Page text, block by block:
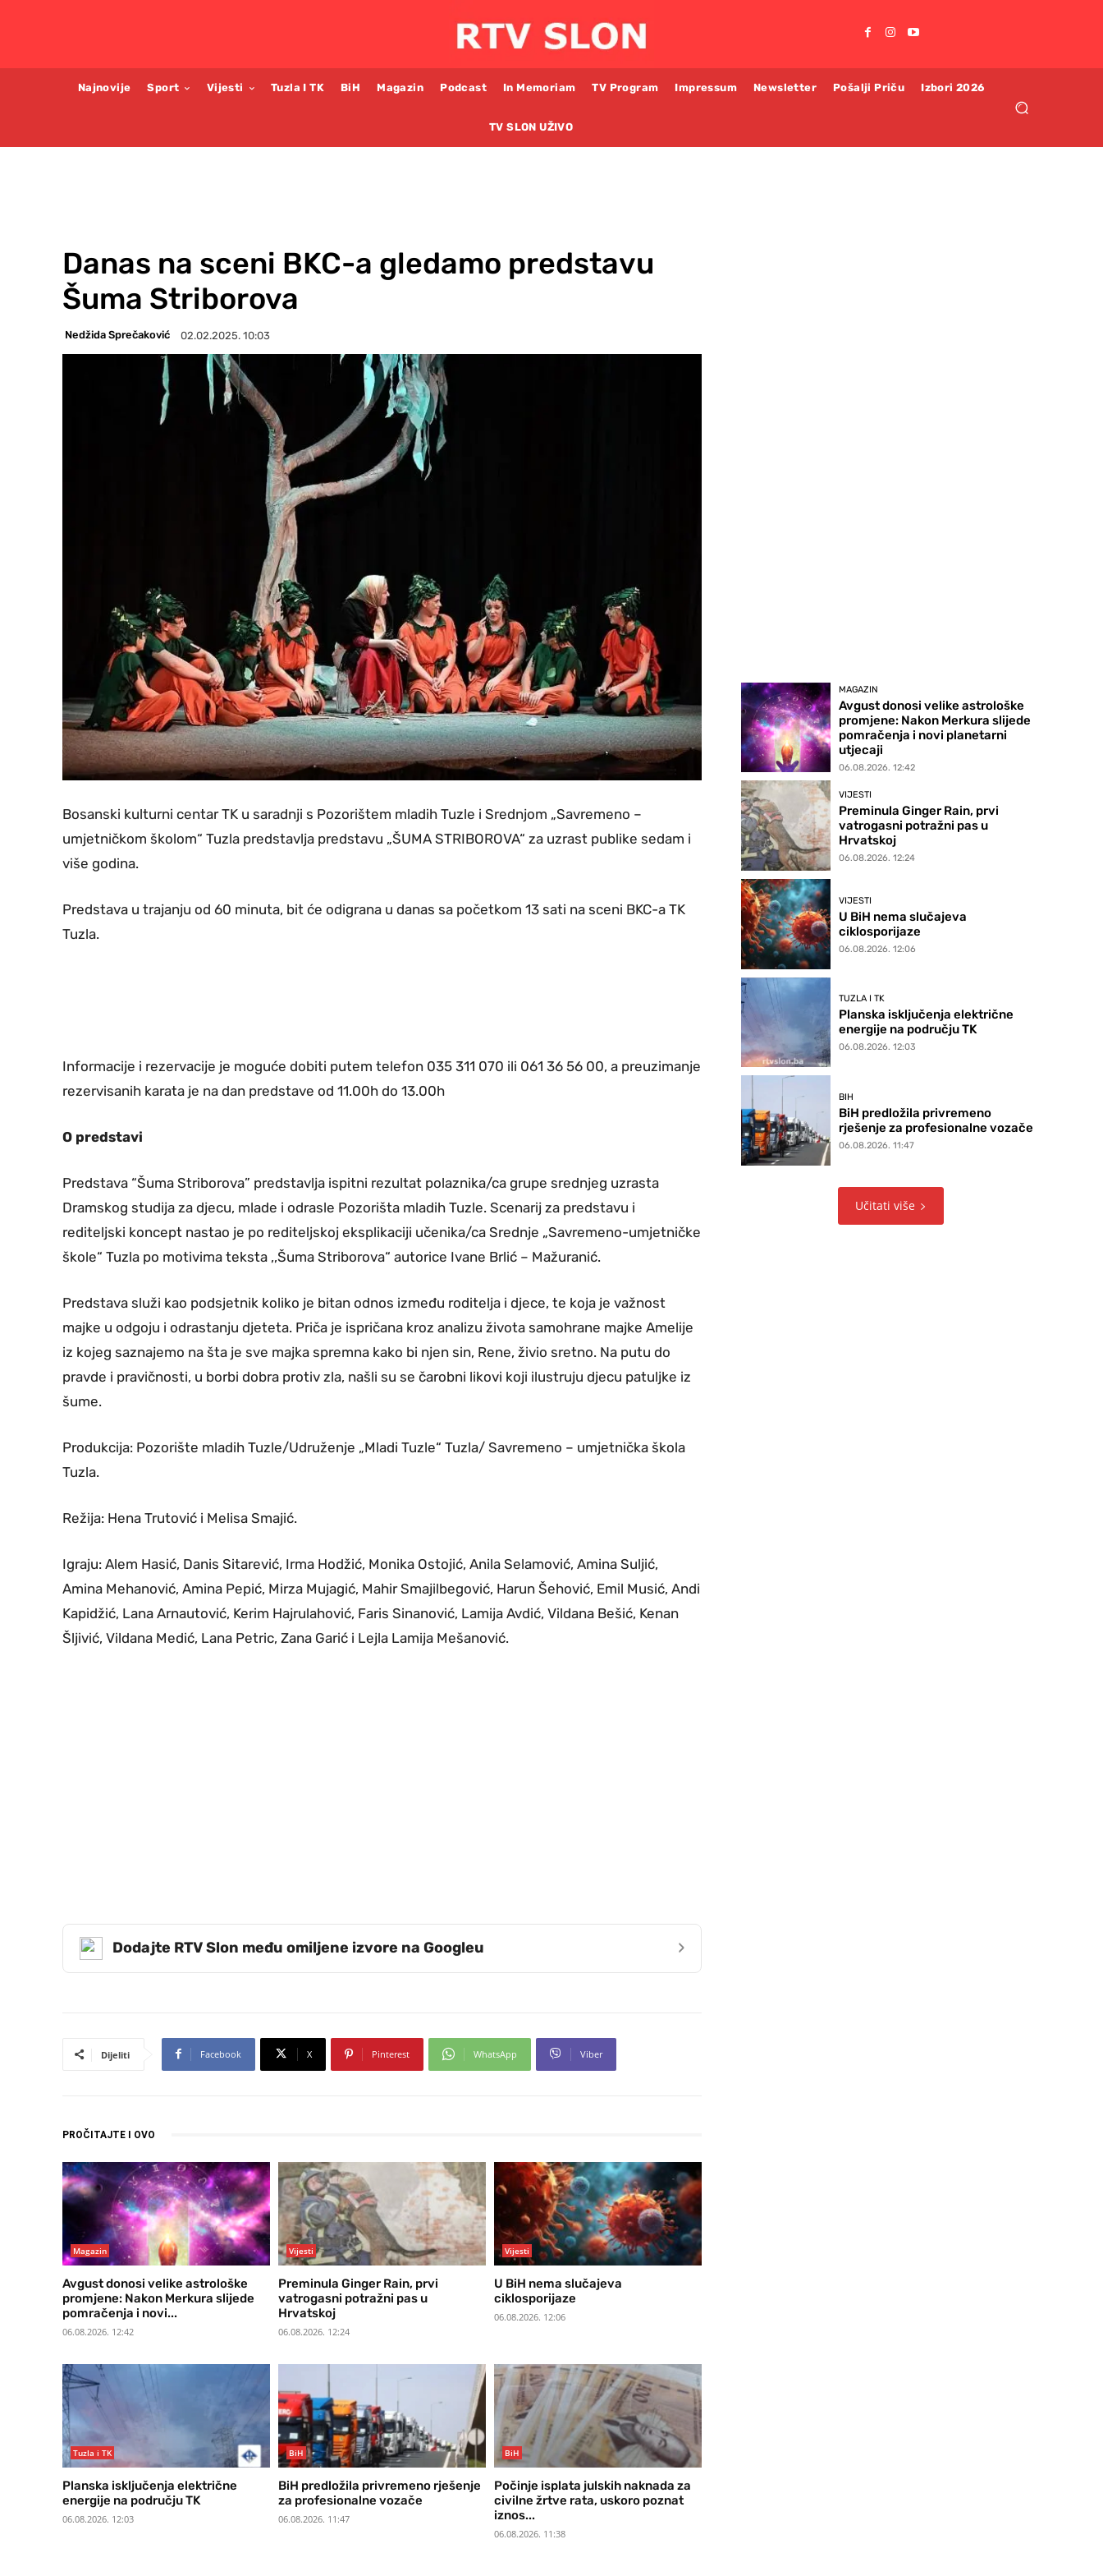
Najnovije Sport Vijesti Tuzla I TK BiH Magazin Podcast In Memoriam TV Program Impressum Newsletter Pošalji Priču Izbori 2026
TV SLON UŽIVO
Danas na sceni BKC-a gledamo predstavu
Šuma Striborova
Nedžida Sprečaković 02.02.2025. 10:03
Bosanski kulturni centar TK u saradnji s Pozorištem mladih Tuzle i Srednjom „Savremeno –
umjetničkom školom“ Tuzla predstavlja predstavu „ŠUMA STRIBOROVA“ za uzrast publike sedam i
više godina.
Predstava u trajanju od 60 minuta, bit će odigrana u danas sa početkom 13 sati na sceni BKC-a TK
Tuzla.
Informacije i rezervacije je moguće dobiti putem telefon 035 311 070 ili 061 36 56 00, a preuzimanje
rezervisanih karata je na dan predstave od 11.00h do 13.00h
O predstavi
Predstava “Šuma Striborova” predstavlja ispitni rezultat polaznika/ca grupe srednjeg uzrasta
Dramskog studija za djecu, mlade i odrasle Pozorišta mladih Tuzle. Scenarij za predstavu i
rediteljski koncept nastao je po rediteljskoj eksplikaciji učenika/ca Srednje „Savremeno-umjetničke
škole“ Tuzla po motivima teksta ,,Šuma Striborova“ autorice Ivane Brlić – Mažuranić.
Predstava služi kao podsjetnik koliko je bitan odnos između roditelja i djece, te koja je važnost
majke u odgoju i odrastanju djeteta. Priča je ispričana kroz analizu života samohrane majke Amelije
iz kojeg saznajemo na šta je sve majka spremna kako bi njen sin, Rene, živio sretno. Na putu do
pravde i pravičnosti, u borbi dobra protiv zla, našli su se čarobni likovi koji ilustruju djecu patuljke iz
šume.
Produkcija: Pozorište mladih Tuzle/Udruženje „Mladi Tuzle“ Tuzla/ Savremeno – umjetnička škola
Tuzla.
Režija: Hena Trutović i Melisa Smajić.
Igraju: Alem Hasić, Danis Sitarević, Irma Hodžić, Monika Ostojić, Anila Selamović, Amina Suljić,
Amina Mehanović, Amina Pepić, Mirza Mujagić, Mahir Smajilbegović, Harun Šehović, Emil Musić, Andi
Kapidžić, Lana Arnautović, Kerim Hajrulahović, Faris Sinanović, Lamija Avdić, Vildana Bešić, Kenan
Šljivić, Vildana Medić, Lana Petric, Zana Garić i Lejla Lamija Mešanović.
Dodajte RTV Slon među omiljene izvore na Googleu ›
Dijeliti Facebook X Pinterest WhatsApp Viber
PROČITAJTE I OVO
Magazin
Avgust donosi velike astrološke
promjene: Nakon Merkura slijede
pomračenja i novi...
06.08.2026. 12:42
Vijesti
Preminula Ginger Rain, prvi
vatrogasni potražni pas u
Hrvatskoj
06.08.2026. 12:24
Vijesti
U BiH nema slučajeva
ciklosporijaze
06.08.2026. 12:06
Tuzla i TK
Planska isključenja električne
energije na području TK
06.08.2026. 12:03
BiH
BiH predložila privremeno rješenje
za profesionalne vozače
06.08.2026. 11:47
BiH
Počinje isplata julskih naknada za
civilne žrtve rata, uskoro poznat
iznos...
06.08.2026. 11:38
MAGAZIN
Avgust donosi velike astrološke
promjene: Nakon Merkura slijede
pomračenja i novi planetarni
utjecaji
06.08.2026. 12:42
VIJESTI
Preminula Ginger Rain, prvi
vatrogasni potražni pas u
Hrvatskoj
06.08.2026. 12:24
VIJESTI
U BiH nema slučajeva
ciklosporijaze
06.08.2026. 12:06
TUZLA I TK
Planska isključenja električne
energije na području TK
06.08.2026. 12:03
BIH
BiH predložila privremeno
rješenje za profesionalne vozače
06.08.2026. 11:47
Učitati više